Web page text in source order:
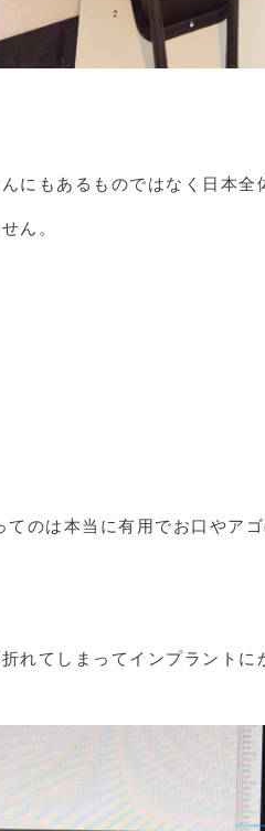
にもあるものではなく日本全
ん。
てのは本当に有用でお口やア
れてしまってインプラントに